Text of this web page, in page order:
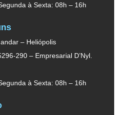
à Sexta: 08h – 16h
– Heliópolis
290 – Empresarial D’Nyl.
à Sexta: 08h – 16h